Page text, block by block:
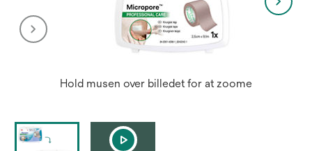
Hold musen over billedet for at zoome